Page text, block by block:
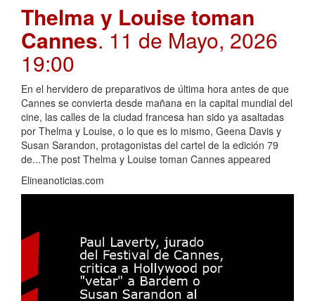
Thelma y Louise toman
Cannes. 11 de Mayo, 2026
19:00
En el hervidero de preparativos de última hora antes de que
Cannes se convierta desde mañana en la capital mundial del
cine, las calles de la ciudad francesa han sido ya asaltadas
por Thelma y Louise, o lo que es lo mismo, Geena Davis y
Susan Sarandon, protagonistas del cartel de la edición 79
de...The post Thelma y Louise toman Cannes appeared
Elineanoticias.com